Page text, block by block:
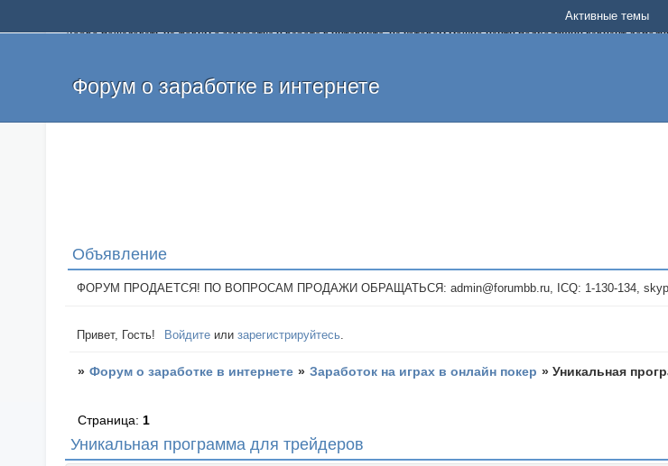
Добро пожаловать на форум о заработке и работе в интернете, на котором можно найти подходящий вариант
и оставлять свои отзывы. Если вы знаете, что определенный проект или сайт не платит, то указывайте в теме что
легкие деньги без вложений и регистрации уже сегодня. Создавайте новые темы, размещайте объявления со своими
Форум о заработке в интернете
Активные темы
Объявление
ФОРУМ ПРОДАЕТСЯ! ПО ВОПРОСАМ ПРОДАЖИ ОБРАЩАТЬСЯ: admin@forumbb.ru, ICQ: 1-130-134, skype:
Привет, Гость! Войдите илизарегистрируйтесь.
» Форум о заработке в интернете » Заработок на играх в онлайн покер »Уникальная
Уникальная программа для трейдеров
Страница: 1